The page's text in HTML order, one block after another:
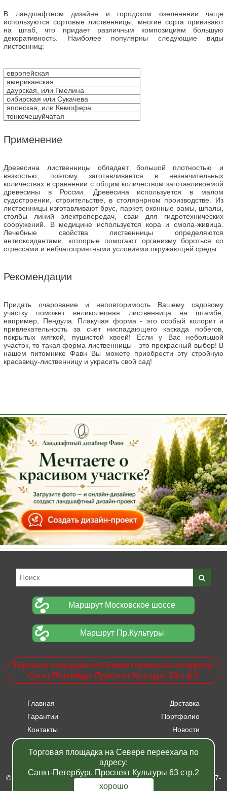
В ландшафтном дизайне и городском озеленении чаще
используются сортовые лиственницы, многие сорта прививают
на штаб, что придает различным композициям большую
декоративность. Наиболее популярны следующие виды
лиственниц:
европейская
американская
даурская, или Гмелина
сибирская или Сукачева
японская, или Кемпфера
тонкочешуйчатая
Применение
Древесина лиственницы обладает большой плотностью и
вязкостью, поэтому заготавливается в незначительных
количествах в сравнении с общим количеством заготавливоемой
древесины в России. Древесина используется в малом
судостроении, строительстве, в столярнрном производстве. Из
лиственницы изготавливают брус, паркет, оконные рамы, шпалы,
столбы линий электропередач, сваи для гидротехнических
сооружений. В медицине используется кора и смола-живица.
Лечебные свойства лиственницы определяются
антиоксидантами, котоорые помогают организму бороться со
стрессами и неблагоприятными условиями окружающей среды.
Рекомендации
Придать очарование и неповторимость Вашему садовому
участку поможет великолепная лиственница на штамбе,
например, Пендула. Плакучая форма - это особый колорит и
привлекательность за счет ниспадающего каскада побегов,
покрытых мягкой, пушистой хвоей! Если у Вас небольшой
участок, то такая форма лиственницы - это прекрасный выбор! В
нашем питомнике Фавн Вы можете приобрести эту стройную
красавицу-лиственницу и украсить свой сад!
Маршрут Московское шоссе
Маршрут Пр.Культуры
Торговая площадка на Севере переехала по адресу:
Санкт-Петербург. Проспект Культуры 63 стр.2
Главная
Доставка
Гарантии
Портфолио
Контакты
Новости
Акции
© Питомник растений "Фавн" - Санкт-Петербург - Москва 2007-
2024
Торговая площадка на Севере переехала по
адресу:
Санкт-Петербург. Проспект Культуры 63 стр.2
хорошо